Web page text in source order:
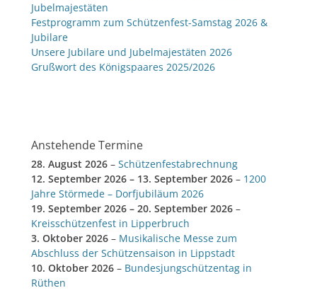
Jubelmajestäten
Festprogramm zum Schützenfest-Samstag 2026 &
Jubilare
Unsere Jubilare und Jubelmajestäten 2026
Grußwort des Königspaares 2025/2026
Anstehende Termine
28. August 2026 – Schützenfestabrechnung
12. September 2026 – 13. September 2026 – 1200
Jahre Störmede – Dorfjubiläum 2026
19. September 2026 – 20. September 2026 –
Kreisschützenfest in Lipperbruch
3. Oktober 2026 – Musikalische Messe zum
Abschluss der Schützensaison in Lippstadt
10. Oktober 2026 – Bundesjungschützentag in
Rüthen